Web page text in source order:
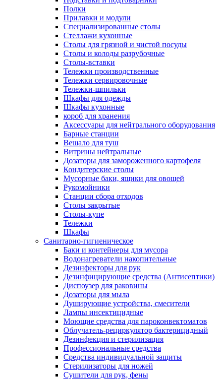
Полки
Прилавки и модули
Специализированные столы
Стеллажи кухонные
Столы для грязной и чистой посуды
Столы и колоды разрубочные
Столы-вставки
Тележки производственные
Тележки сервировочные
Тележки-шпильки
Шкафы для одежды
Шкафы кухонные
короб для хранения
Аксессуары для нейтрального оборудования
Барные станции
Вешало для туш
Витрины нейтральные
Дозаторы для замороженного картофеля
Кондитерские столы
Мусорные баки, ящики для овощей
Рукомойники
Станции сбора отходов
Столы закрытые
Столы-купе
Тележки
Шкафы
Санитарно-гигиеническое
Баки и контейнеры для мусора
Водонагреватели накопительные
Дезинфекторы для рук
Дезинфицирующие средства (Антисептики)
Диспоузер для раковины
Дозаторы для мыла
Душирующие устройства, смесители
Лампы инсектицидные
Моющие средства для пароконвектоматов
Облучатель-рециркулятор бактерицидный
Дезинфекция и стерилизация
Профессиональные средства
Средства индивидуальной защиты
Стерилизаторы для ножей
Сушители для рук, фены